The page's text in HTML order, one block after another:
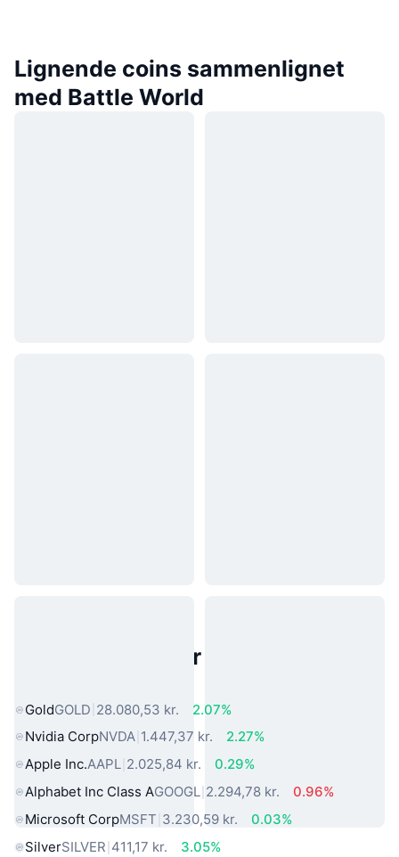
Lignende coins sammenlignet
med Battle World
Populære aktiver fra den virkelige
GoldGOLD 28.080,53 kr.
2.07%
Nvidia CorpNVDA 1.447,37 kr.
2.27%
Apple Inc.AAPL 2.025,84 kr.
0.29%
Alphabet Inc Class AGOOGL 2.294,78 kr.
0.96%
Microsoft CorpMSFT 3.230,59 kr.
0.03%
SilverSILVER 411,17 kr.
3.05%